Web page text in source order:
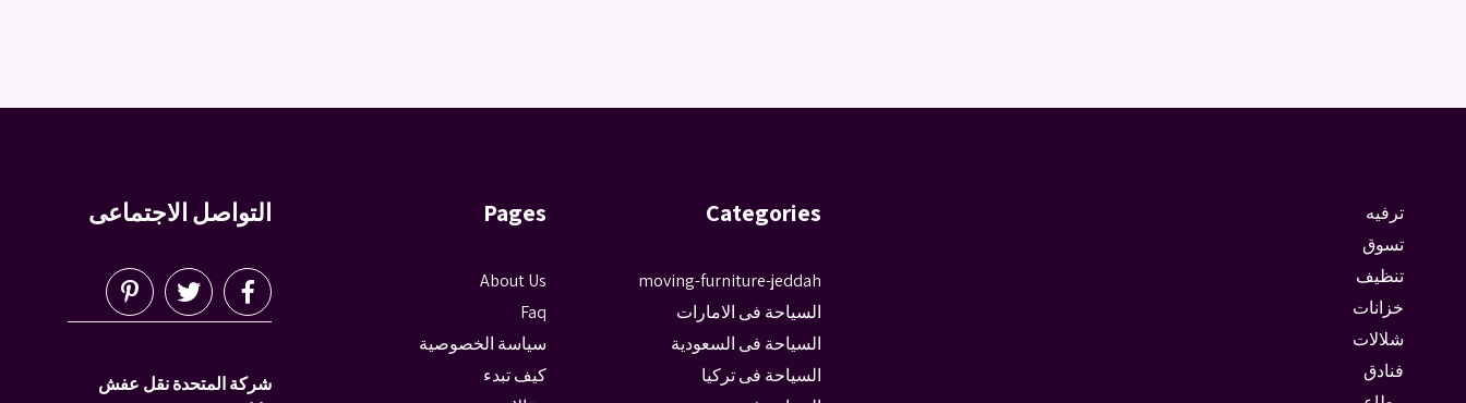
ترفيه
تسوق
تنظيف
خزانات
شلالات
فنادق
Categories
moving-furniture-jeddah
السياحة فى الامارات
السياحة فى السعودية
السياحة فى تركيا
Pages
About Us
Faq
سياسة الخصوصية
كيف تبدء
التواصل الاجتماعى
شركة المتحدة نقل عفش